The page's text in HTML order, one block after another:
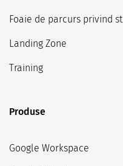
Foaie de parcurs privind
Landing Zone
Training
Produse
Google Workspace